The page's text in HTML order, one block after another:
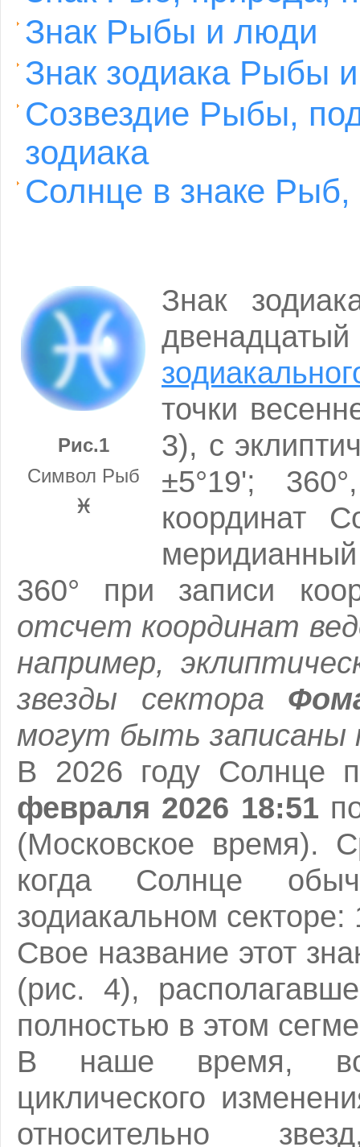
Знак Рыбы и люди
Знак зодиака Рыбы
Созвездие Рыбы,
зодиака
Солнце в знаке Рыб,
Рис.1
Символ Рыб
♓
Знак
точки
3), с
±5°19';
координат
меридианный
360° при записи
отсчет координат
например,
звезды сектора
могут быть записаны
В 2026 году Солнце
февраля 2026 18:51
(Московское время).
когда Солнце
зодиакальном
Свое название этот
(рис. 4),
полностью в этом
В наше время,
циклического
относительно